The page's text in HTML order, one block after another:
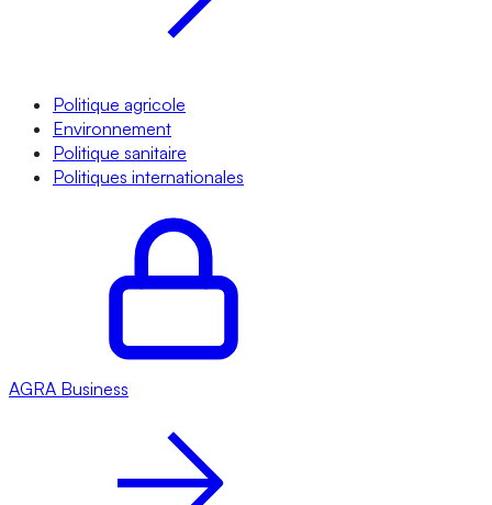
Politique agricole
Environnement
Politique sanitaire
Politiques internationales
AGRA Business